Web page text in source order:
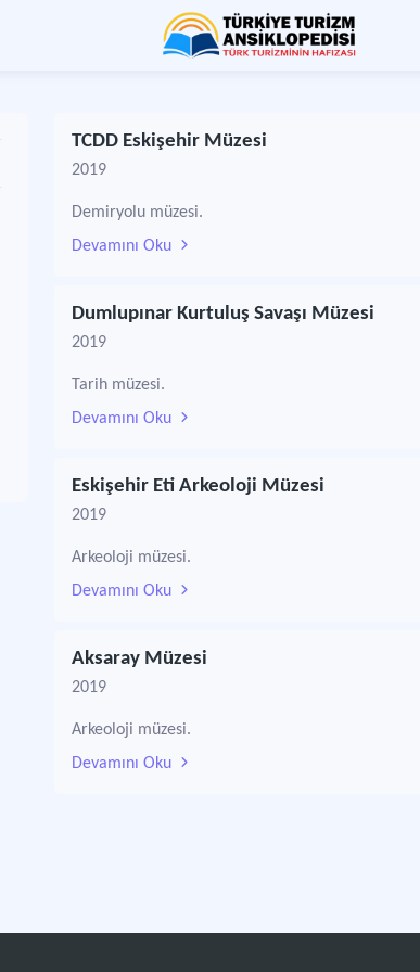
TCDD Eskişehir Müzesi
2019
Demiryolu müzesi.
Devamını Oku
Dumlupınar Kurtuluş Savaşı Müzesi
2019
Tarih müzesi.
Devamını Oku
Eskişehir Eti Arkeoloji Müzesi
2019
Arkeoloji müzesi.
Devamını Oku
Aksaray Müzesi
2019
Arkeoloji müzesi.
Devamını Oku